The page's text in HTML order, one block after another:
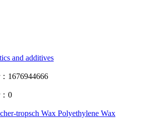
and additives
1676944666
0
tropsch Wax Polyethylene Wax